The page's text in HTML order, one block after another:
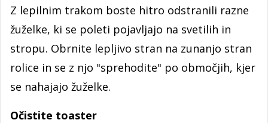
Z lepilnim trakom boste hitro odstranili razne
žuželke, ki se poleti pojavljajo na svetilih in
stropu. Obrnite lepljivo stran na zunanjo stran
rolice in se z njo "sprehodite" po območjih, kjer
se nahajajo žuželke.
Očistite toaster